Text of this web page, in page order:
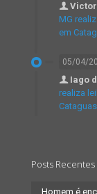
MG
em
05/04/
Iago
realiza
Posts Recentes
Homem é